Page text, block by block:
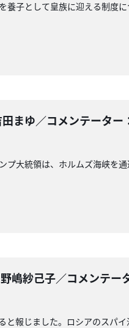
養子として皇族に迎える制度
まゆ／コメンテーター
プ大統領は、ホルムズ海峡を
嶋紗己子／コメンテー
と報じました。ロシアのスパ